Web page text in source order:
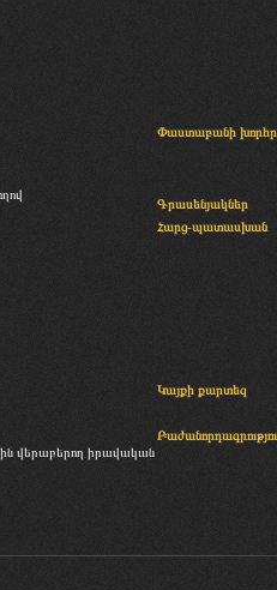
Փաստաբանի
Գրասենյակներ
Հարց-պատասխան
վերաբերող իրավական
Կայքի քարտեզ